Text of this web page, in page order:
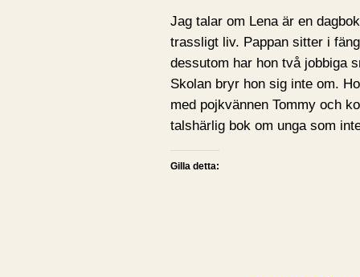
Jag talar om Lena är en
trassligt liv. Pappan sitter i
dessutom har hon två jobbiga
Skolan bryr hon sig inte om.
med pojkvännen Tommy och
talshärlig bok om unga som
Gilla detta: